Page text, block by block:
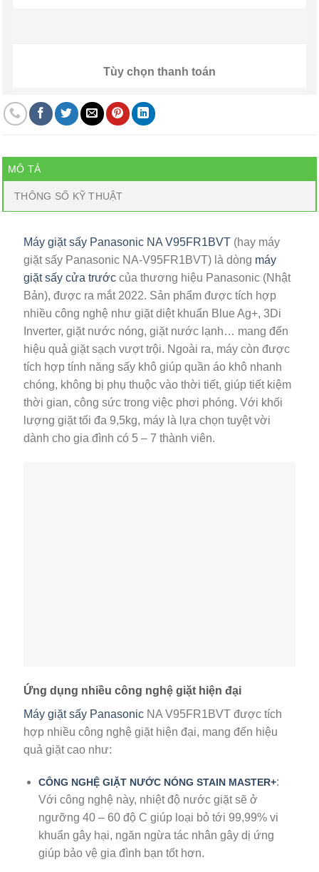
Tùy chọn thanh toán
MÔ TẢ
THÔNG SỐ KỸ THUẬT
Máy giặt sấy Panasonic NA V95FR1BVT (hay máy
giặt sấy Panasonic NA-V95FR1BVT) là dòng máy
giặt sấy cửa trước của thương hiệu Panasonic (Nhật
Bản), được ra mắt 2022. Sản phẩm được tích hợp
nhiều công nghệ như giặt diệt khuẩn Blue Ag+, 3Di
Inverter, giặt nước nóng, giặt nước lạnh… mang đến
hiệu quả giặt sạch vượt trội. Ngoài ra, máy còn được
tích hợp tính năng sấy khô giúp quần áo khô nhanh
chóng, không bị phụ thuộc vào thời tiết, giúp tiết kiệm
thời gian, công sức trong việc phơi phóng. Với khối
lượng giặt tối đa 9,5kg, máy là lựa chọn tuyệt vời
dành cho gia đình có 5 – 7 thành viên.
Ứng dụng nhiều công nghệ giặt hiện đại
Máy giặt sấy Panasonic NA V95FR1BVT được tích
hợp nhiều công nghệ giặt hiện đại, mang đến hiệu
quả giặt cao như:
CÔNG NGHỆ GIẶT NƯỚC NÓNG STAIN MASTER+:
Với công nghệ này, nhiệt độ nước giặt sẽ ở
ngưỡng 40 – 60 độ C giúp loại bỏ tới 99,99% vi
khuẩn gây hại, ngăn ngừa tác nhân gây dị ứng
giúp bảo vệ gia đình bạn tốt hơn.